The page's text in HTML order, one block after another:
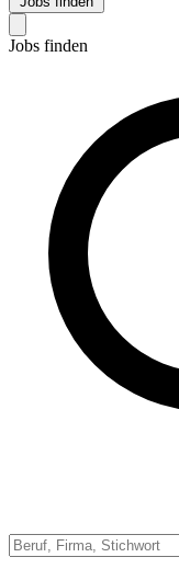
Jobs finden